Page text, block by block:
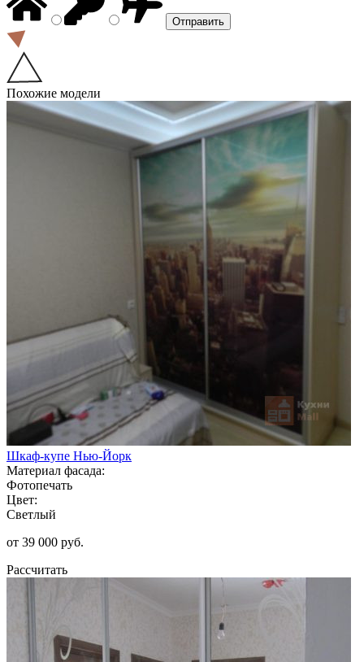
Похожие модели
Шкаф-купе Нью-Йорк
Материал фасада:
Фотопечать
Цвет:
Светлый
от 39 000 руб.
Рассчитать